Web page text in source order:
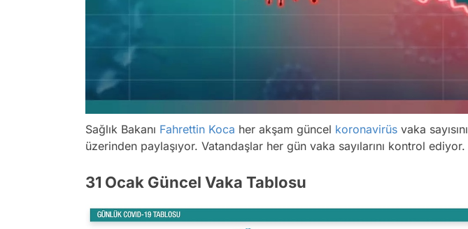
Sağlık Bakanı Fahrettin Koca her akşam güncel koronavirüs vaka sayısını
üzerinden paylaşıyor. Vatandaşlar her gün vaka sayılarını kontrol ediyor.
31 Ocak Güncel Vaka Tablosu